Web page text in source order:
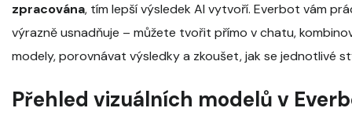
zpracována, tím lepší výsledek AI vytvoří. Everbot vám
výrazně usnadňuje – můžete tvořit přímo v chatu,
modely, porovnávat výsledky a zkoušet, jak se jednotlivé
Přehled vizuálních modelů v